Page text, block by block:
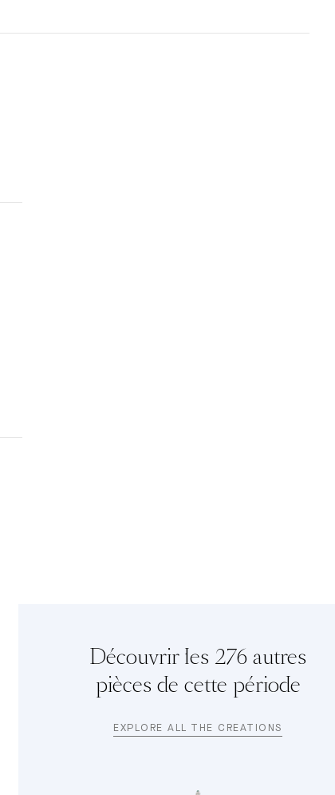
Découvrir les 276 autres
pièces de cette période
EXPLORE ALL THE CREATIONS